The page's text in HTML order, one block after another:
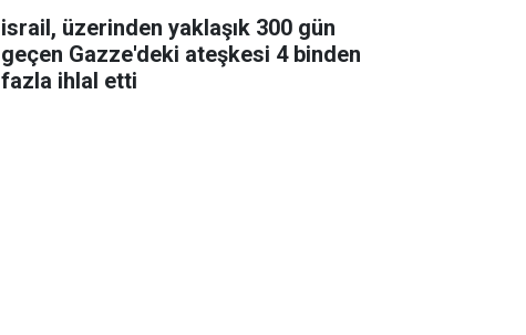
israil, üzerinden yaklaşık 300 gün
geçen Gazze'deki ateşkesi 4 binden
fazla ihlal etti